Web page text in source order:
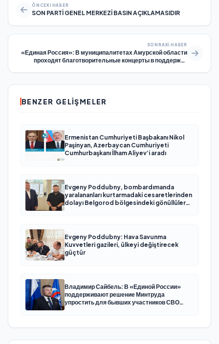
ÖNCEKI HABER
SON PARTİ GENEL MERKEZİ BASIN AÇIKLAMASIDIR
SONRAKI HABER
«Единая Россия»: В муниципалитетах Амурской области
проходят благотворительные концерты в поддержку
BENZER GELIŞMELER
Ermenistan Cumhuriyeti Başbakanı Nikol
Paşinyan, Azerbaycan Cumhuriyeti
Cumhurbaşkanı İlham Aliyev’i aradı
Evgeny Poddubny, bombardımanda
yaralananları kurtarmadaki cesaretlerinden
dolayı Belgorod bölgesindeki gönüllülere
Evgeny Poddubny: Hava Savunma
Kuvvetleri gazileri, ülkeyi değiştirecek
güçtür
Владимир Сайбель: В «Единой России»
поддерживают решение Минтруда
упростить для бывших участников СВО